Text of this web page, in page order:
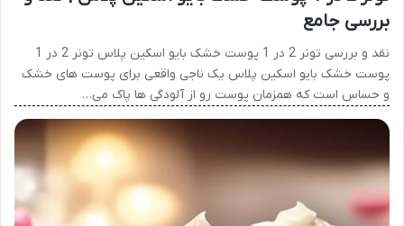
بررسی جامع
نقد و بررسی تونر 2 در 1 پوست خشک بایو اسکین پلاس تونر 2 در 1
پوست خشک بایو اسکین پلاس یک ناجی واقعی برای پوست های خشک
و حساس است که همزمان پوست رو از آلودگی ها پاک می…